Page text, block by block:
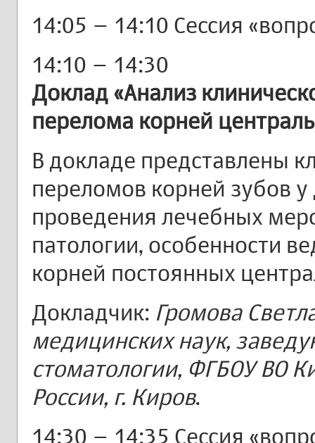
14:05 – 14:10 Сессия
14:10 – 14:30
Доклад «Анализ
перелома корней
В докладе представлены
переломов корней зубов
проведения лечебных
патологии, особенности
корней постоянных
Докладчик: Громова
медицинских наук,
стоматологии, ФГБОУ ВО
России, г. Киров.
14:30 – 14:35 Сессия